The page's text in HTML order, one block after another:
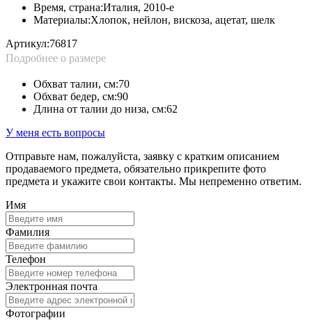
Материалы:Хлопок, нейлон, вискоза, ацетат, шелк
Время, страна:Италия, 2010-е
Артикул:76817
Подробнее о размере
Длина от талии до низа, см:62
Обхват бедер, см:90
Обхват талии, см:70
У меня есть вопросы
Отправьте нам, пожалуйста, заявку с кратким описанием
продаваемого предмета, обязательно прикрепите фото
предмета и укажите свои контакты. Мы непременно ответим.
Имя
Фамилия
Телефон
Электронная почта
Фотографии